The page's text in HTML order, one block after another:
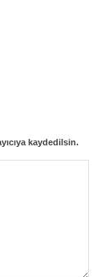
kaydedilsin.